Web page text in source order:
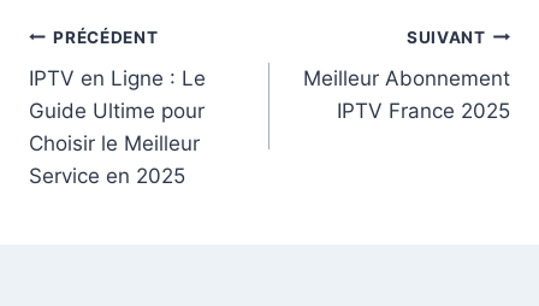
PRÉCÉDENT
IPTV en Ligne : Le
Guide Ultime pour
Choisir le Meilleur
Service en 2025
SUIVANT
Meilleur Abonnement
IPTV France 2025